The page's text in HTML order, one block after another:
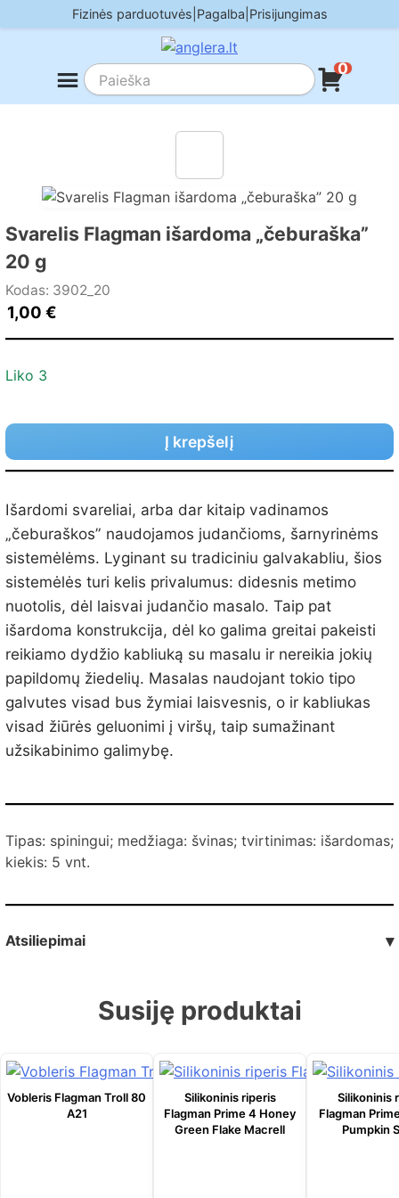
to
Fizinės parduotuvės Pagalba Prisijungimas
0
Svarelis Flagman išardoma „čeburaška”
20 g
Kodas: 3902_20
1,00 €
Liko 3
Į krepšelį
Išardomi svareliai, arba dar kitaip vadinamos
„čeburaškos” naudojamos judančioms, šarnyrinėms
sistemėlėms. Lyginant su tradiciniu galvakabliu, šios
sistemėlės turi kelis privalumus: didesnis metimo
nuotolis, dėl laisvai judančio masalo. Taip pat
išardoma konstrukcija, dėl ko galima greitai pakeisti
reikiamo dydžio kabliuką su masalu ir nereikia jokių
papildomų žiedelių. Masalas naudojant tokio tipo
galvutes visad bus žymiai laisvesnis, o ir kabliukas
visad žiūrės geluonimi į viršų, taip sumažinant
užsikabinimo galimybę.
Tipas: spiningui; medžiaga: švinas; tvirtinimas: išardomas;
kiekis: 5 vnt.
Atsiliepimai ▾
Susiję produktai
Vobleris Flagman Troll 80
A21
Silikoninis riperis
Flagman Prime 4 Honey
Green Flake Macrell
Silikoninis
Flagman
Pumpkin